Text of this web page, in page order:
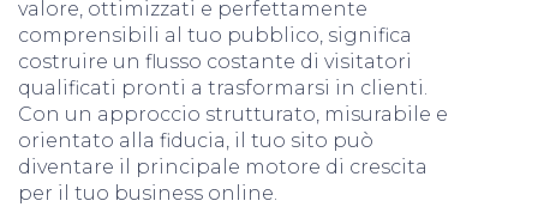
valore, ottimizzati e perfettamente
comprensibili al tuo pubblico, significa
costruire un flusso costante di visitatori
qualificati pronti a trasformarsi in clienti.
Con un approccio strutturato, misurabile e
orientato alla fiducia, il tuo sito può
diventare il principale motore di crescita
per il tuo business online.